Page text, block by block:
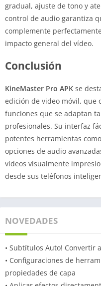
gradual, ajuste de tono y
control de audio garantiza
complemente
impacto general del vídeo.
Conclusión
KineMaster Pro APK se
edición de video móvil, que
funciones que se adaptan
profesionales. Su interfaz
potentes herramientas
opciones de audio
vídeos visualmente
desde sus teléfonos
NOVEDADES
• Subtítulos Auto! Convertir
• Configuraciones de
propiedades de capa